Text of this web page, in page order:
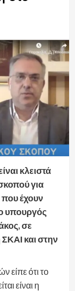
κλειστά
για
έχουν
υπουργός
σε
και στην
είπε ότι το
είναι η